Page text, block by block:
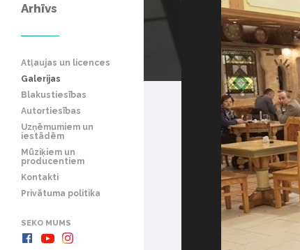
Arhīvs
Atļaujas un licences
Galerijas
Blakustiesības
Autortiesības
Uzņēmumiem un
iestādēm
Mūziķiem un
producentiem
Kontakti
Privātuma politika
SEKO MUMS